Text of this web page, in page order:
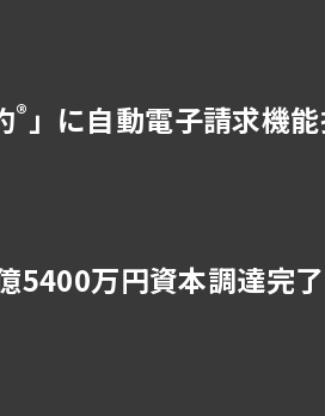
® 」に自動電子請求機
5400万円資本調達完了